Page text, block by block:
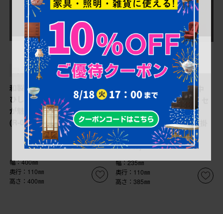
売り切れ
¥60,500 (税込)
商品番号 R-059270
和製アンティーク 電池式
ひし形Y レトロなデザイン
が魅力的な掛け時計(古時計)
(R-059270)
幅：400㎜
奥行：110㎜
高さ：400㎜
売り切れ
¥30,800 (税込)
商品番号 R-045647
アンティーク時計 昭和中
期 精工舎(SEIKOSHA、セ
イコー) ゼンマイ式 宮
型 昭和レトロな柱時計(掛
け時計、振り子時計)(R-
045647)
幅：235㎜
奥行：110㎜
高さ：385㎜